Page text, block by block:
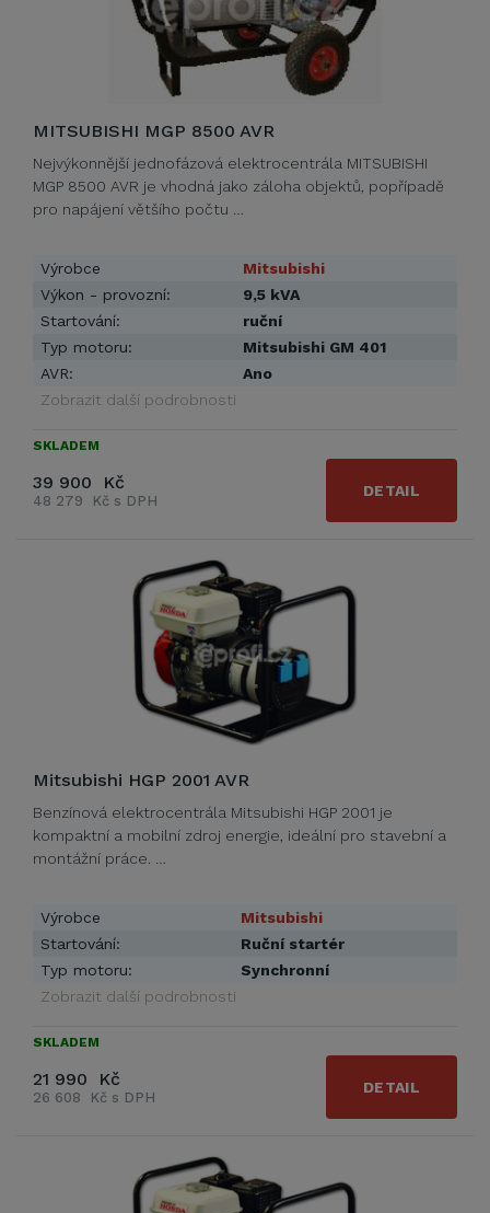
MITSUBISHI MGP 8500 AVR
Nejvýkonnější jednofázová elektrocentrála MITSUBISHI
MGP 8500 AVR je vhodná jako záloha objektů, popřípadě
pro napájení většího počtu …
Výrobce
Mitsubishi
Výkon - provozní:
9,5 kVA
Startování:
ruční
Typ motoru:
Mitsubishi GM 401
AVR:
Ano
Zobrazit další podrobnosti
SKLADEM
39 900 Kč
48 279 Kč s DPH
DETAIL
Mitsubishi HGP 2001 AVR
Benzínová elektrocentrála Mitsubishi HGP 2001 je
kompaktní a mobilní zdroj energie, ideální pro stavební a
montážní práce. …
Výrobce
Mitsubishi
Startování:
Ruční startér
Typ motoru:
Synchronní
Zobrazit další podrobnosti
SKLADEM
21 990 Kč
26 608 Kč s DPH
DETAIL